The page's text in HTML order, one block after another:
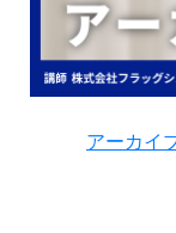
アーカイ